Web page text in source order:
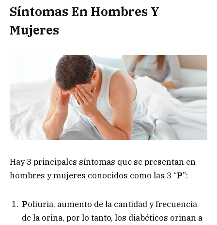
Síntomas En Hombres Y
Mujeres
Hay 3 principales síntomas que se presentan en
hombres y mujeres conocidos como las 3 “P”:
Poliuria, aumento de la cantidad y frecuencia
de la orina, por lo tanto, los diabéticos orinan a